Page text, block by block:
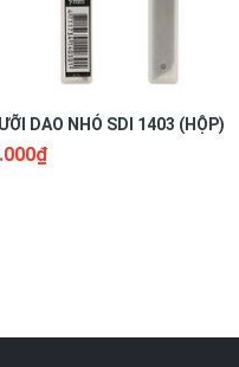
DAO NHỎ SDI 1403 (HỘP)